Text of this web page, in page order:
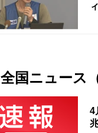
全国ニュース
4